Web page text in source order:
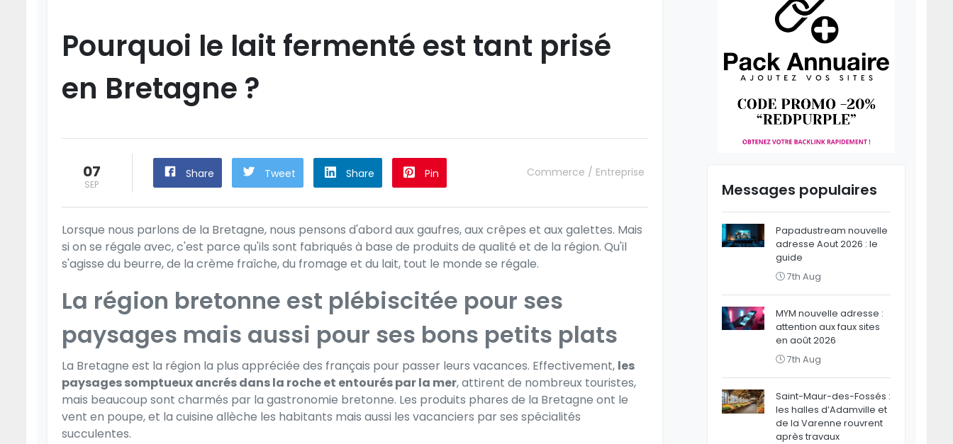
Pourquoi le lait fermenté est tant prisé
en Bretagne ?
07
SEP
Share Tweet Share Pin Commerce / Entreprise
Lorsque nous parlons de la Bretagne, nous pensons d'abord aux gaufres, aux crêpes et aux galettes. Mais
si on se régale avec, c'est parce qu'ils sont fabriqués à base de produits de qualité et de la région. Qu'il
s'agisse du beurre, de la crème fraîche, du fromage et du lait, tout le monde se régale.
La région bretonne est plébiscitée pour ses
paysages mais aussi pour ses bons petits plats
La Bretagne est la région la plus appréciée des français pour passer leurs vacances. Effectivement, les
paysages somptueux ancrés dans la roche et entourés par la mer, attirent de nombreux touristes,
mais beaucoup sont charmés par la gastronomie bretonne. Les produits phares de la Bretagne ont le
vent en poupe, et la cuisine allèche les habitants mais aussi les vacanciers par ses spécialités
succulentes.
Messages populaires
Papadustream nouvelle
adresse Aout 2026 : le
guide
7th Aug
MYM nouvelle adresse :
attention aux faux sites
en août 2026
7th Aug
Saint-Maur-des-Fossés :
les halles d’Adamville et
de la Varenne rouvrent
après travaux